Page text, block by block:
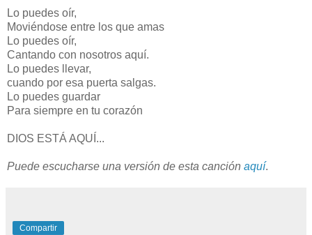
Lo puedes oír,
Moviéndose entre los que amas
Lo puedes oír,
Cantando con nosotros aquí.
Lo puedes llevar,
cuando por esa puerta salgas.
Lo puedes guardar
Para siempre en tu corazón
DIOS ESTÁ AQUÍ...
Puede escucharse una versión de esta canción aquí.
Compartir